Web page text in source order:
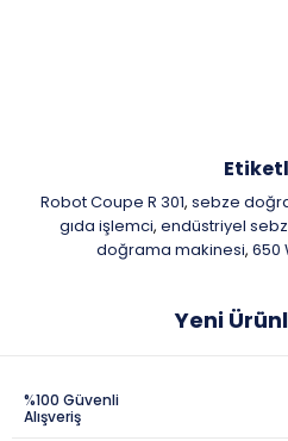
Robot Coupe R 301, sebze
gıda işlemci, endüstriyel
doğrama makinesi, 650
Yeni
%100 Güvenli
Alışveriş